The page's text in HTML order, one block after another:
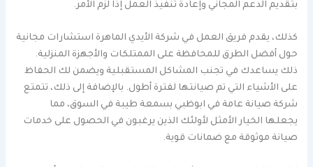
بتقديم الدعم المجاني وإعادة تنفيذ العمل إذا لزم الأمر.
كذلك، يقدم فريق العمل في شركة الأيدي الماهرة استشارات مجانية
حول أفضل الطرق للمحافظة على الممتلكات والأجهزة المنزلية.
ذلك يساعدك في تجنب المشاكل المستقبلية ويضمن لك الحفاظ
على الأشياء التي تم صيانتها لفترة أطول. بالإضافة إلى ذلك، تتمتع
شركة صيانة عامة في ابوظبي بسمعة طيبة في السوق، مما
يجعلها الخيار الأمثل لأولئك الذين يرغبون في الحصول على خدمات
صيانة موثوقة مع ضمانات قوية.